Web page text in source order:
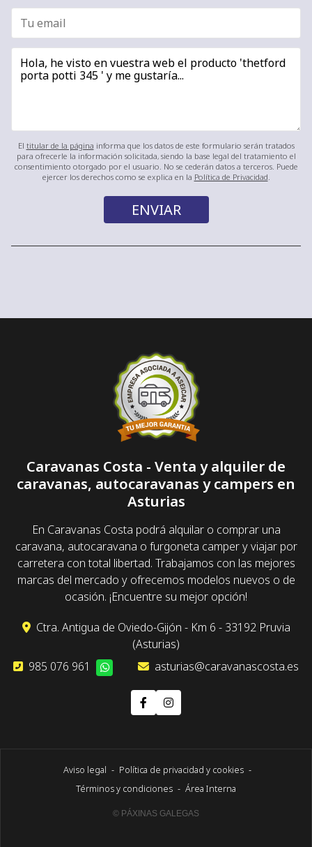
El titular de la página informa que los datos de este formulario serán tratados
para ofrecerle la información solicitada, siendo la base legal del tratamiento el
consentimiento otorgado por el usuario. No se cederán datos a terceros. Puede
ejercer los derechos como se explica en la Política de Privacidad
Caravanas Costa - Venta y alquiler de
caravanas, autocaravanas y campers en
Asturias
En Caravanas Costa podrá alquilar o comprar una
caravana, autocaravana o furgoneta camper y viajar por
carretera con total libertad. Trabajamos con las mejores
marcas del mercado y ofrecemos modelos nuevos o de
ocasión. ¡Encuentre su mejor opción!
Ctra. Antigua de Oviedo-Gijón - Km 6 - 33192 Pruvia
(Asturias)
985 076 961
asturias@caravanascosta.es
Aviso legal - Política de privacidad y cookies -
Términos y condiciones - Área Interna
© PÁXINAS GALEGAS